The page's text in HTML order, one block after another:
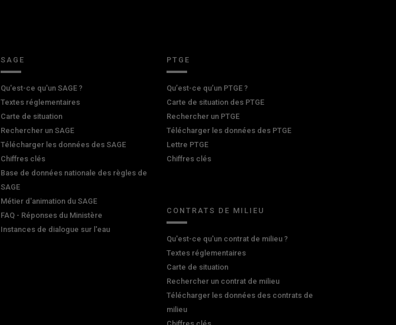
SAGE
Qu'est-ce qu'un SAGE ?
Textes réglementaires
Carte de situation
Rechercher un SAGE
Télécharger les données des SAGE
Chiffres clés
Base de données nationale des règles de
SAGE
Métier d'animation du SAGE
FAQ - Réponses du Ministère
Instances de dialogue sur l'eau
PTGE
Qu’est-ce qu’un PTGE ?
Carte de situation des PTGE
Rechercher un PTGE
Télécharger les données des PTGE
Lettre PTGE
Chiffres clés
CONTRATS DE MILIEU
Qu'est-ce qu'un contrat de milieu ?
Textes réglementaires
Carte de situation
Rechercher un contrat de milieu
Télécharger les données des contrats de
milieu